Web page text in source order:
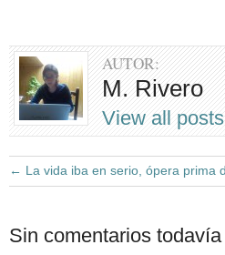
AUTOR:
M. Rivero
View all
← La vida iba en serio, ópera prima
Sin comentarios todavía